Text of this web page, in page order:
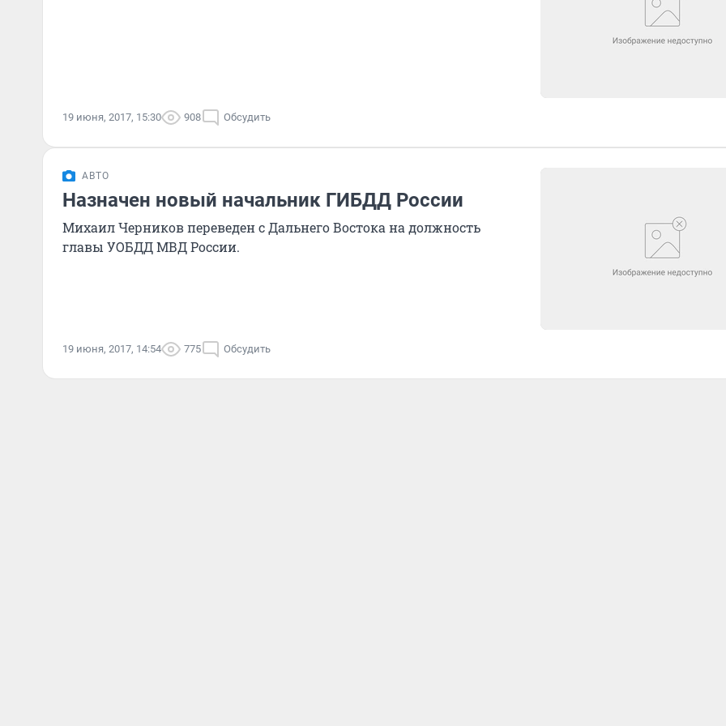
19 июня, 2017, 15:30 908 Обсудить
АВТО
Назначен новый начальник ГИБДД России
Михаил Черников переведен с Дальнего Востока на должность
главы УОБДД МВД России.
19 июня, 2017, 14:54 775 Обсудить